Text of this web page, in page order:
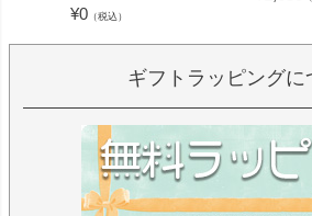
¥0 （税込）
ギフトラッピングに